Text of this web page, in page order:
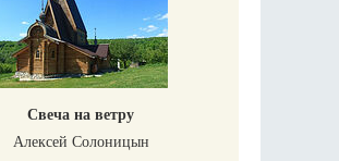
Свеча на ветру
Алексей Солоницын